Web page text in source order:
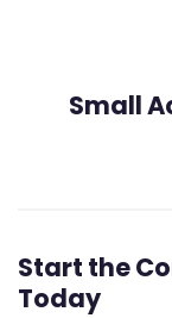
Small
Start the
Today